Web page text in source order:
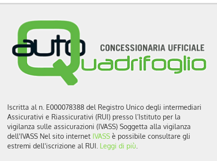
Iscritta al n. E000078388 del Registro Unico degli intermediari
Assicurativi e Riassicurativi (RUI) presso l’Istituto per la
vigilanza sulle assicurazioni (IVASS) Soggetta alla vigilanza
dell'IVASS Nel sito internet IVASS è possibile consultare gli
estremi dell'iscrizione al RUI. Leggi di più